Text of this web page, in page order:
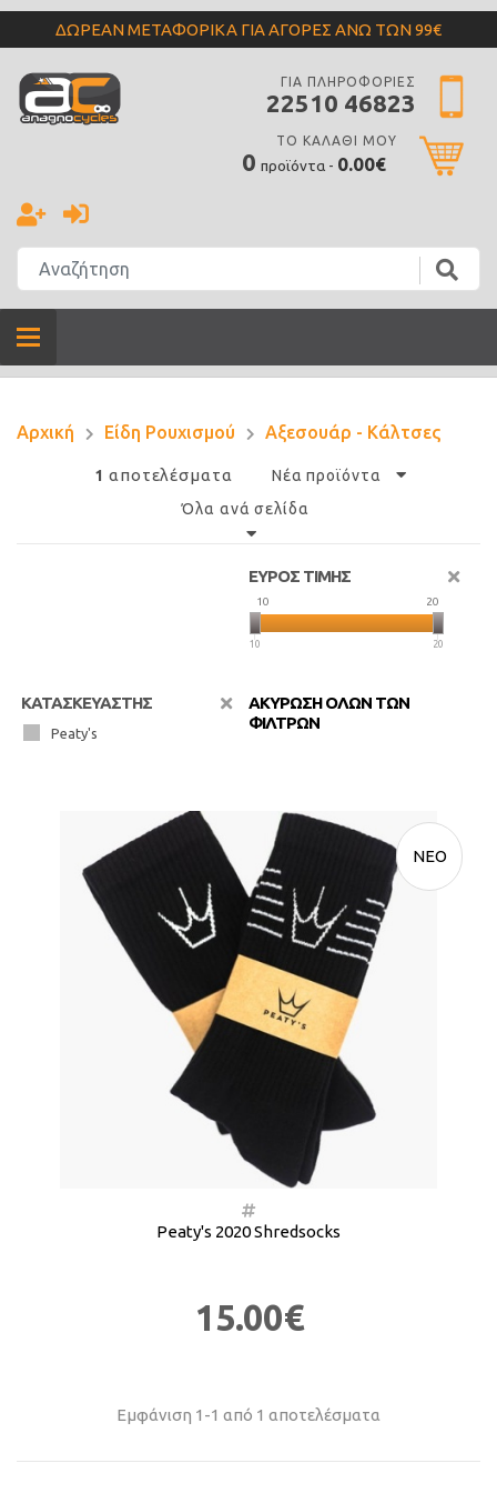
ΔΩΡΕΑΝ ΜΕΤΑΦΟΡΙΚΑ ΓΙΑ ΑΓΟΡΕΣ ΑΝΩ ΤΩΝ 99€
ΓΙΑ ΠΛΗΡΟΦΟΡΙΕΣ
22510 46823
ΤΟ ΚΑΛΑΘΙ ΜΟΥ
0 προϊόντα - 0.00€
Αρχική Είδη Ρουχισμού Αξεσουάρ - Κάλτσες
1 αποτελέσματα
Νέα προϊόντα
Όλα ανά σελίδα
ΕΥΡΟΣ ΤΙΜΗΣ
10 20
10 20
ΚΑΤΑΣΚΕΥΑΣΤΗΣ
Peaty's
ΑΚΥΡΩΣΗ ΟΛΩΝ ΤΩΝ
ΦΙΛΤΡΩΝ
ΝΕΟ
Peaty's 2020 Shredsocks
15.00€
Εμφάνιση 1-1 από 1 αποτελέσματα